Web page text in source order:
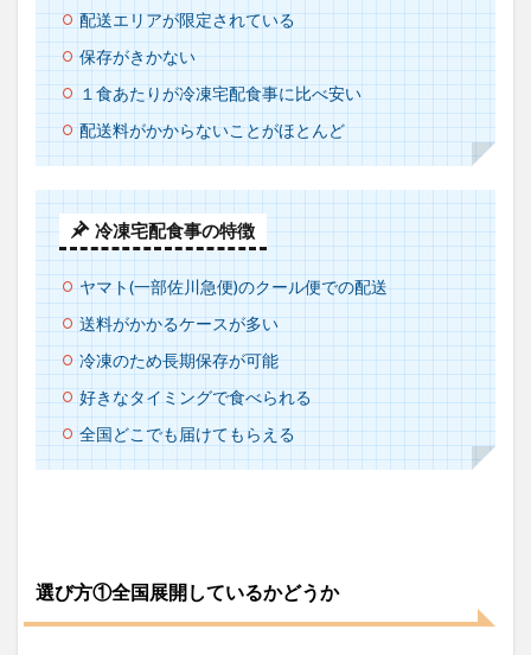
くな
った
時に
ムダ
にな
らな
いか
1.4
選び
方③
栄養
面と
ボリ
ュー
ムが
十分
か
1.5
融通
が利
弁当
がお
すす
配送エリアが限定されている
保存がきかない
１食あたりが冷凍宅配食事に比べ安い
配送料がかからないことがほとんど
冷凍宅配食事の特徴
ヤマト(一部佐川急便)のクール便での配送
送料がかかるケースが多い
冷凍のため長期保存が可能
好きなタイミングで食べられる
全国どこでも届けてもらえる
選び方①全国展開しているかどうか